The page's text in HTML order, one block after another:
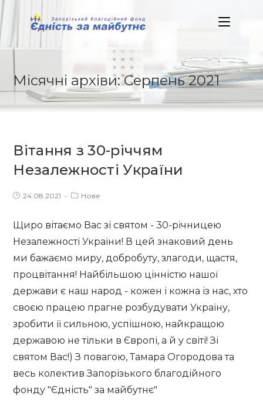
Skip
to
content
Місячні архіви: Серпень 2021
Вітання з 30-річчям
Незалежності України
Post24.08.2021
PostНове
Щиро вітаємо Вас зі святом - 30-річницею
Незалежності України! В цей знаковий день
ми бажаємо миру, добробуту, злагоди, щастя,
процвітання! Найбільшою цінністю нашої
держави є наш народ - кожен і кожна із нас, хто
своєю працею прагне розбудувати Україну,
зробити її сильною, успішною, найкращою
державою не тільки в Європі, а й у світі! Зі
святом Вас!) З повагою, Тамара Огородова та
весь колектив Запорізького благодійного
фонду "Єдність" за майбутнє"